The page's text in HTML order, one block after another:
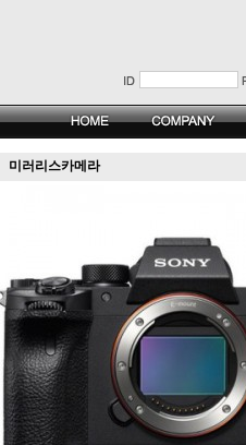
미러리스카메라